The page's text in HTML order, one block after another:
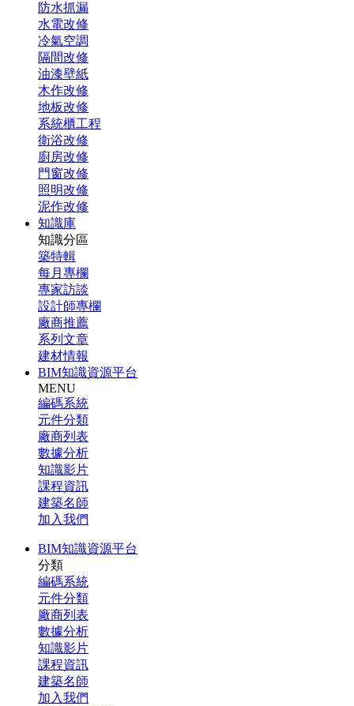
防水抓漏
水電改修
冷氣空調
隔間改修
油漆壁紙
木作改修
地板改修
系統櫃工程
衛浴改修
廚房改修
門窗改修
照明改修
泥作改修
知識庫
知識分區
築特輯
每月專欄
專家訪談
設計師專欄
廠商推薦
系列文章
建材情報
BIM知識資源平台
MENU
編碼系統
元件分類
廠商列表
數據分析
知識影片
課程資訊
建築名師
加入我們
BIM知識資源平台
分類
編碼系統
元件分類
廠商列表
數據分析
知識影片
課程資訊
建築名師
加入我們